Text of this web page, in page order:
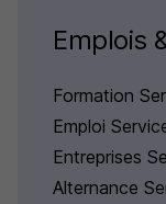
Emplois
Formation
Emploi
Entreprises
Alternance